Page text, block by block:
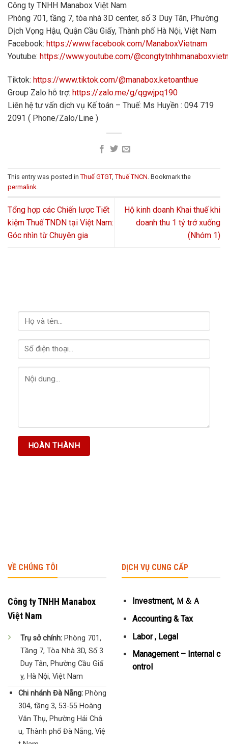
Công ty TNHH Manabox Việt Nam
Phòng 701, tầng 7, tòa nhà 3D center, số 3 Duy Tân, Phường
Dịch Vọng Hậu, Quận Cầu Giấy, Thành phố Hà Nội, Việt Nam
Facebook: https://www.facebook.com/ManaboxVietnam
Youtube: https://www.youtube.com/
Tiktok: https://www.tiktok.com/@manabox.ketoanthue
Group Zalo hỗ trợ: https://zalo.me/g/qgwjpq190
Liên hệ tư vấn dịch vụ Kế toán – Thuế: Ms Huyền : 094 719
2091 ( Phone/Zalo/Line )
This entry was posted in Thuế GTGT, Thuế TNCN. Bookmark the
permalink.
Tổng hợp các Chiến lược Tiết
kiệm Thuế TNDN tại Việt Nam:
Góc nhìn từ Chuyên gia
Hộ kinh doanh Khai thuế khi
doanh thu 1 tỷ trở xuống
(Nhóm 1)
VỀ CHÚNG TÔI
Công ty TNHH Manabox
Việt Nam
Trụ sở chính: Phòng 701,
Tầng 7, Tòa Nhà 3D, Số 3
Duy Tân, Phường Cầu Giấ
y, Hà Nội, Việt Nam
Chi nhánh Đà Nẵng:Phòng
304, tầng 3, 53-55 Hoàng
Văn Thụ, Phường Hải Châ
u, Thành phố Đà Nẵng, Việ
DỊCH VỤ CUNG CẤP
Investment, Ｍ＆Ａ
Accounting & Tax
Labor , Legal
Management – Internal c
ontrol